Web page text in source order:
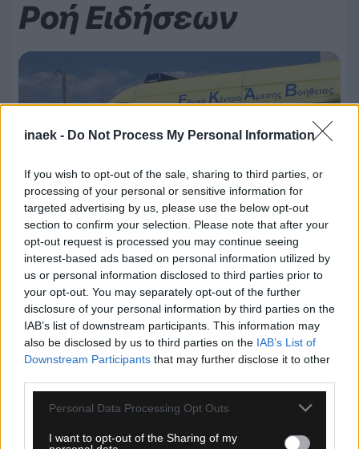
inaek - Do Not Process My Personal Information
If you wish to opt-out of the sale, sharing to third parties, or
processing of your personal or sensitive information for
targeted advertising by us, please use the below opt-out
section to confirm your selection. Please note that after your
opt-out request is processed you may continue seeing
interest-based ads based on personal information utilized by
us or personal information disclosed to third parties prior to
your opt-out. You may separately opt-out of the further
disclosure of your personal information by third parties on the
IAB’s list of downstream participants. This information may
also be disclosed by us to third parties on the IAB’s List of
Downstream Participants that may further disclose it to other
Please note that this website/app uses one or more Google
not limited to your visit or usage behaviour. You may click to
Personal Data Processing Opt Outs
I want to opt-out of the Sharing of my
Ροή Ειδήσεων
09.08.2026, 11:50
Πάρος: Στο μικροσκόπιο οι συνθήκες θανάτου του
4χρονου στην πισίνα beach bar